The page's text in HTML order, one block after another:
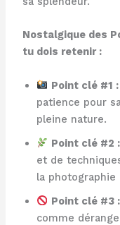
Nostalgique des
tu dois retenir :
Point clé #1 :
patience pour
pleine nature.
Point clé #2 :
et de
la photographie
Point clé #3 :
comme